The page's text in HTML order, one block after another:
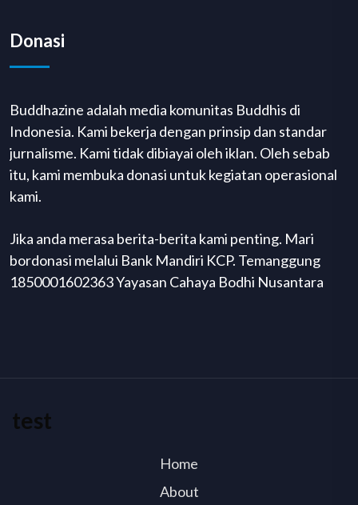
Donasi
Buddhazine adalah media komunitas Buddhis di
Indonesia. Kami bekerja dengan prinsip dan standar
jurnalisme. Kami tidak dibiayai oleh iklan. Oleh sebab
itu, kami membuka donasi untuk kegiatan operasional
kami.
Jika anda merasa berita-berita kami penting. Mari
bordonasi melalui Bank Mandiri KCP. Temanggung
1850001602363 Yayasan Cahaya Bodhi Nusantara
test
Home
About